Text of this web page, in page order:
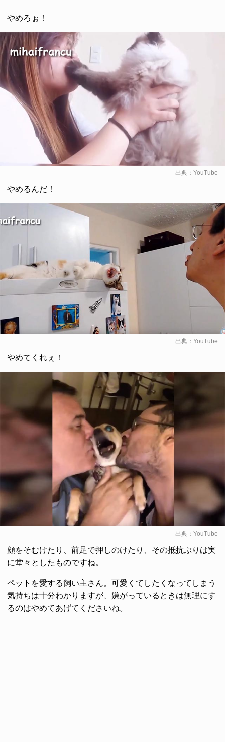
やめろぉ！
出典： YouTube
やめるんだ！
出典： YouTube
やめてくれぇ！
出典： YouTube
顔をそむけたり、前足で押しのけたり、その抵抗ぶりは実
に堂々としたものですね。
ペットを愛する飼い主さん。可愛くてしたくなってしまう
気持ちは十分わかりますが、嫌がっているときは無理にす
るのはやめてあげてくださいね。